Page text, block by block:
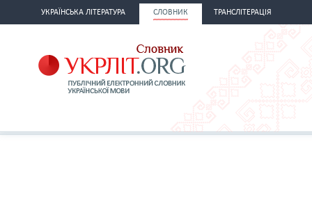
УКРАЇНСЬКА ЛІТЕРАТУРА СЛОВНИК ТРАНСЛІТЕРАЦІЯ